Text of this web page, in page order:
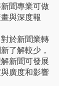
聞專業可做
與深度報
對於新聞業轉
了解較少，
新聞可發展
廣度和影響